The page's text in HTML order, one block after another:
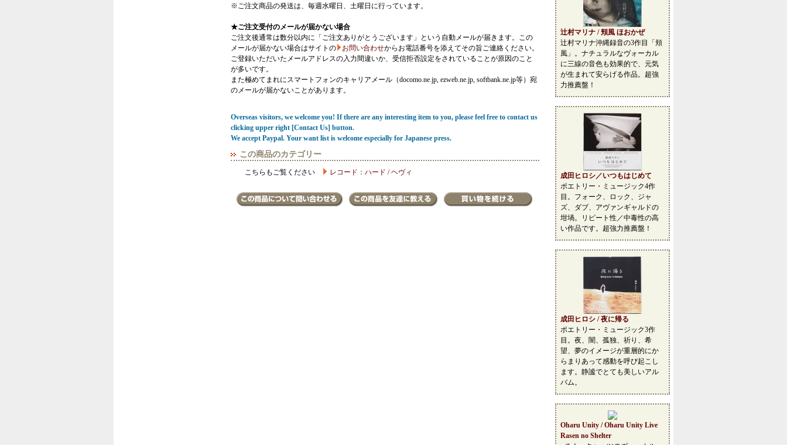
辻村マリナ / 頬風 ほおかぜ
辻村マリナ沖縄録音の3作目「頬
風」。ナチュラルなヴォーカル
に三線の音色も効果的で、元気
が生まれて安らげる作品。超強
力推薦盤！
成田ヒロシ／いつもはじめて
ポエトリー・ミュージック4作
目。フォーク、ロック、ジャ
ズ、ダブ、アヴァンギャルドの
坩堝。リピート性／中毒性の高
い作品です。超強力推薦盤！
成田ヒロシ / 夜に帰る
ポエトリー・ミュージック3作
目。夜、闇、孤独、祈り、希
望、夢のイメージが重層的にか
らまりあって感動を呼び起こし
ます。静謐でとても美しいアル
バム。
Oharu Unity / Oharu Unity Live
Rasen no Shelter
※ご注文商品の発送は、毎週水曜日、土曜日に行っています。
★ご注文受付のメールが届かない場合
ご注文後通常は数分以内に「ご注文ありがとうございます」という自動メールが届きます。この
メールが届かない場合はサイトの
お問い合わせからお電話番号を添えてその旨ご連絡ください。
ご登録いただいたメールアドレスの入力間違いか、受信拒否設定をされていることが原因のこと
が多いです。
また極めてまれにスマートフォンのキャリアメール（docomo.ne.jp, ezweb.ne.jp, softbank.ne.jp等）宛
のメールが届かないことがあります。
Overseas visitors, we welcome you! If there are any interesting item to you, please feel free to contact us
clicking upper right [Contact Us] button.
We accept Paypal. Your want list is welcome especially for Japanese press.
この商品のカテゴリー
こちらもご覧ください レコード：ハード / ヘヴィ